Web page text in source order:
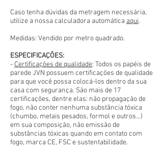
Caso tenha dúvidas da metragem necessária,
utilize a nossa calculadora automática aqui.
Medidas: Vendido por metro quadrado.
ESPECIFICAÇÕES:
- Certificações de qualidade: Todos os papéis de
parede JVN possuem certificações de qualidade
para que você possa colocá-los dentro da sua
casa com segurança. São mais de 17
certificações, dentre elas: não propagação de
fogo, não conter nenhuma substância tóxica
(chumbo, metais pesados, formol e outros...)
em sua composição, não emissão de
substâncias tóxicas quando em contato com
fogo, marca CE, FSC e sustentabilidade.